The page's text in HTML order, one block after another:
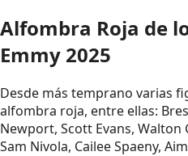
Alfombra Roja de
Emmy 2025
Desde más temprano varias
alfombra roja, entre ellas:
Newport, Scott Evans, Walton
Sam Nivola, Cailee Spaeny,